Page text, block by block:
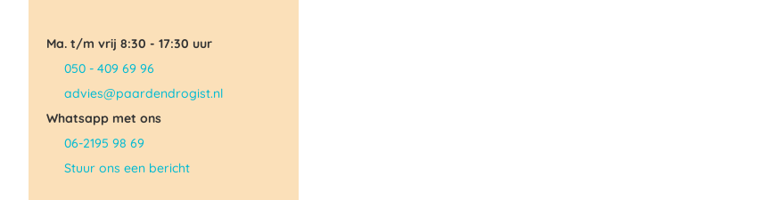
Ma. t/m vrij 8:30 - 17:30 uur
050 - 409 69 96
advies@paardendrogist.nl
Whatsapp met ons
06-2195 98 69
Stuur ons een bericht